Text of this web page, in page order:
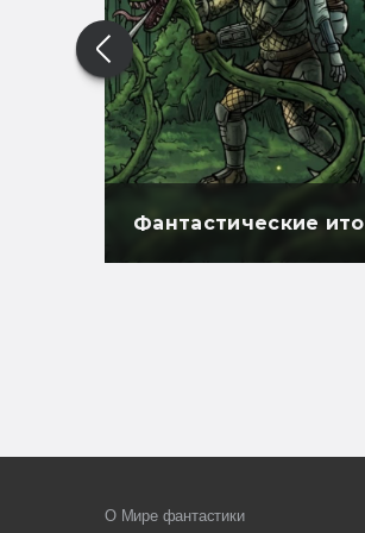
Фантастические
О Мире фантастики